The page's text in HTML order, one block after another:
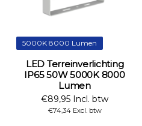
5000K 8000 Lumen
LED Terreinverlichting
IP65 50W 5000K 8000
Lumen
€89,95 Incl. btw
€74,34 Excl. btw